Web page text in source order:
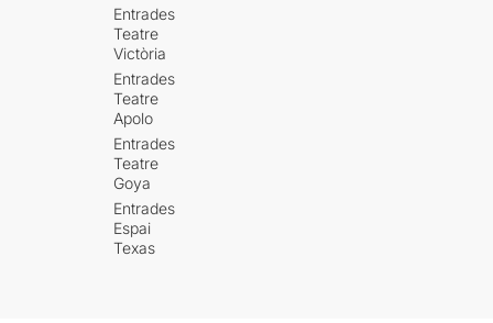
Entrades
Teatre
Victòria
Entrades
Teatre
Apolo
Entrades
Teatre
Goya
Entrades
Espai
Texas